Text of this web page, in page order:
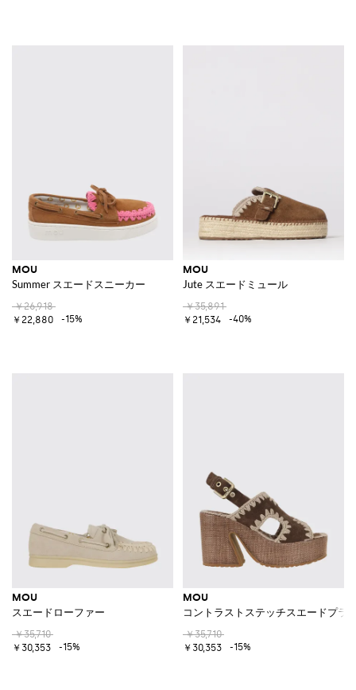
MOU
Summer スエードスニーカー
￥26,918
￥22,880
-15%
MOU
Jute スエードミュール
￥35,891
￥21,534
-40%
MOU
スエードローファー
￥35,710
￥30,353
-15%
MOU
コントラストステッチスエードプラ
￥35,710
￥30,353
-15%